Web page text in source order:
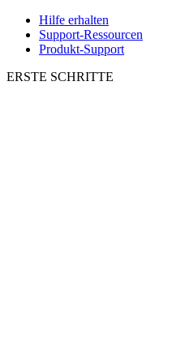
Hilfe erhalten
Support-Ressourcen
Produkt-Support
ERSTE SCHRITTE